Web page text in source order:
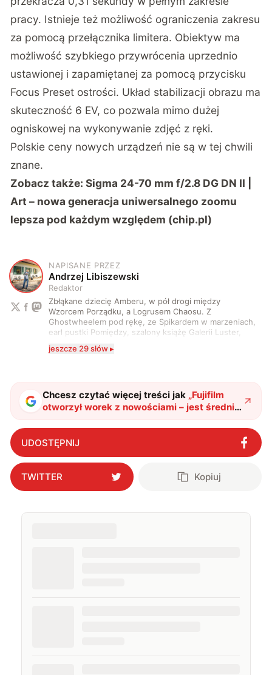
pracy. Istnieje też możliwość ograniczenia zakresu
za pomocą przełącznika limitera. Obiektyw ma
możliwość szybkiego przywrócenia uprzednio
ustawionej i zapamiętanej za pomocą przycisku
Focus Preset ostrości. Układ stabilizacji obrazu ma
skuteczność 6 EV, co pozwala mimo dużej
ogniskowej na wykonywanie zdjęć z ręki.
Polskie ceny nowych urządzeń nie są w tej chwili
znane.
Zobacz także:Sigma 24-70 mm f/2.8 DG DN II |
Art – nowa generacja uniwersalnego zoomu
lepsza pod każdym względem (chip.pl)
A
NAPISANE PRZEZ
Andrzej Libiszewski
Redaktor
Zbłąkane dziecię Amberu, w pół drogi między
Wzorcem Porządku, a Logrusem Chaosu. Z
Ghostwheelem pod rękę, ze Spikardem w marzeniach,
earl pustki Pomiędzy, szalony książę Galerii Luster,
serio? Pisaniem o szeroko pojętej technice o zajmuję
i gram w gry :)
jeszcze 29 słów ▸
Chcesz czytać więcej treści jak „Fujifilm
otworzył worek z nowościami – jest średni
format dla mas GFX100S II, zgrabny X-T50 i
dwa obiektywy"?
UDOSTĘPNIJ
TWITTER Kopiuj